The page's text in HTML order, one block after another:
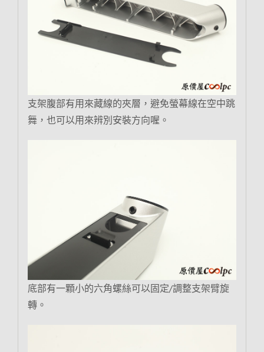
支架腹部有用來藏線的夾層，避免螢幕線在空中跳
舞，也可以用來辨別安裝方向喔。
底部有一顆小的六角螺絲可以固定/調整支架臂旋
轉。